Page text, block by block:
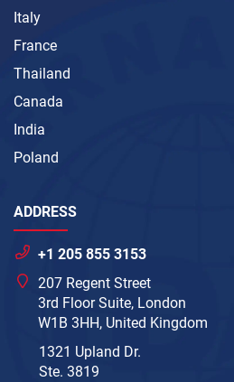
Italy
France
Thailand
Canada
India
Poland
ADDRESS
+1 205 855 3153
207 Regent Street
3rd Floor Suite, London
W1B 3HH, United Kingdom
1321 Upland Dr.
Ste. 3819